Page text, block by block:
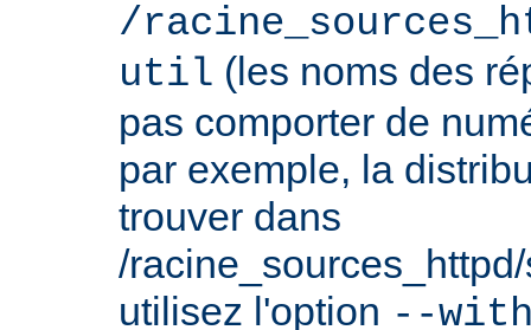
/
util (les noms des
pas comporter de
par exemple, la
trouver dans
/
utilisez l'option --